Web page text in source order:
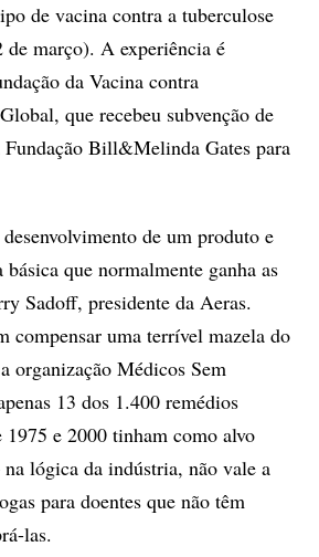
de vacina contra a tuberculose
março). A experiência é
da Vacina contra
que recebeu subvenção de
Bill&Melinda Gates para
de um produto e
básica que normalmente ganha as
Sadoff, presidente da Aeras.
compensar uma terrível mazela do
organização Médicos Sem
13 dos 1.400 remédios
1975 e 2000 tinham como alvo
lógica da indústria, não vale a
para doentes que não têm
las.